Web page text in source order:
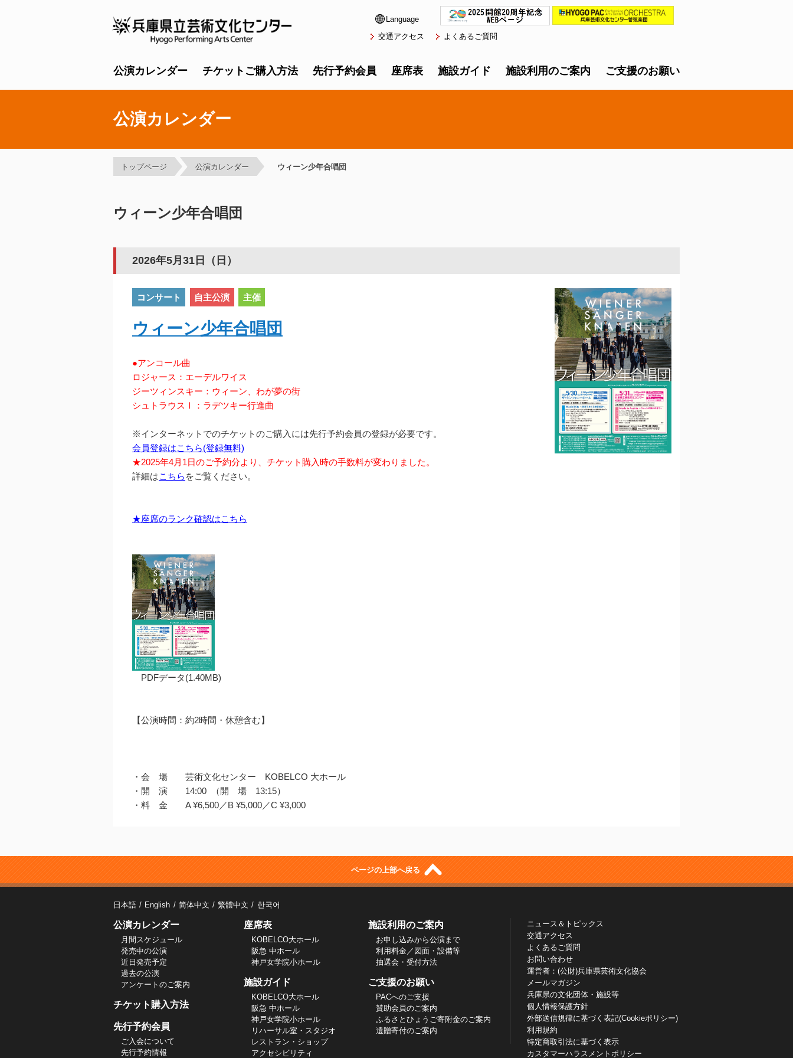
Language
交通アクセス
よくあるご質問
公演カレンダー チケットご購入方法 先行予約会員 座席表 施設ガイド 施設利用のご案内 ご支援のお願い
公演カレンダー
トップページ 公演カレンダー ウィーン少年合唱団
ウィーン少年合唱団
2026年5月31日（日）
コンサート 自主公演 主催
ウィーン少年合唱団
●アンコール曲
ロジャース：エーデルワイス
ジーツィンスキー：ウィーン、わが夢の街
シュトラウスⅠ：ラデツキー行進曲
※インターネットでのチケットのご購入には先行予約会員の登録が必要です。
会員登録はこちら(登録無料)
★2025年4月1日のご予約分より、チケット購入時の手数料が変わりました。
詳細はこちら をご覧ください。
★座席のランク確認はこちら
PDFデータ(1.40MB)
【公演時間：約2時間・休憩含む】
・会 場 芸術文化センター KOBELCO 大ホール
・開 演 14:00 （開 場 13:15）
・料 金 A ¥6,500／B ¥5,000／C ¥3,000
ページの上部へ戻る
日本語 English 简体中文 繁體中文 한국어
公演カレンダー
月間スケジュール
発売中の公演
近日発売予定
過去の公演
アンケートのご案内
チケット購入方法
先行予約会員
ご入会について
先行予約情報
座席表
KOBELCO大ホール
阪急 中ホール
神戸女学院小ホール
施設ガイド
KOBELCO大ホール
阪急 中ホール
神戸女学院小ホール
リハーサル室・スタジオ
レストラン・ショップ
アクセシビリティ
施設利用のご案内
お申し込みから公演まで
利用料金／図面・設備等
抽選会・受付方法
ご支援のお願い
PACへのご支援
賛助会員のご案内
ふるさとひょうご寄附金のご案内
遺贈寄付のご案内
ニュース＆トピックス
交通アクセス
よくあるご質問
お問い合わせ
運営者：(公財)兵庫県芸術文化協会
メールマガジン
兵庫県の文化団体・施設等
個人情報保護方針
外部送信規律に基づく表記(Cookieポリシー)
利用規約
特定商取引法に基づく表示
カスタマーハラスメントポリシー